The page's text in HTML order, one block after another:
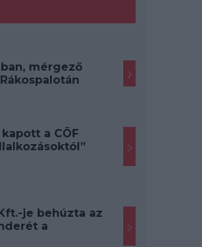
mérgező
a CÖF
je behúzta az
a